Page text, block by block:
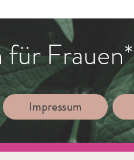
für Frauen*
Impressum